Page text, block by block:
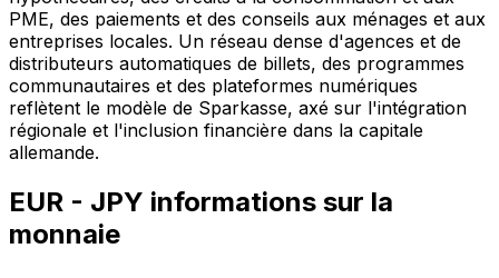
PME, des paiements et des conseils aux ménages et aux
entreprises locales. Un réseau dense d'agences et de
distributeurs automatiques de billets, des programmes
communautaires et des plateformes numériques
reflètent le modèle de Sparkasse, axé sur l'intégration
régionale et l'inclusion financière dans la capitale
allemande.
EUR - JPY informations sur la
monnaie